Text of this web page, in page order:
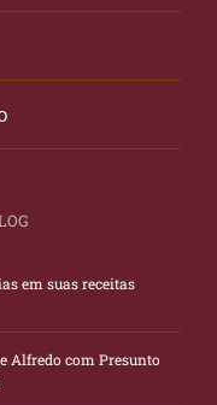
em suas receitas
Alfredo com Presunto